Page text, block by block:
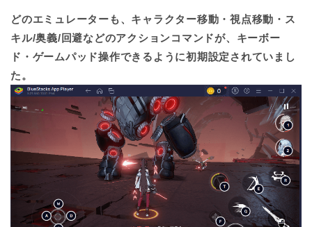
どのエミュレーターも、キャラクター移動・視点移動・ス
キル/奥義/回避などのアクションコマンドが、キーボー
ド・ゲームパッド操作できるように初期設定されていまし
た。